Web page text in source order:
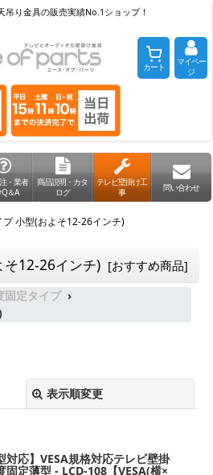
吊り金具の販売実績No.1ショップ！
カート
マイペー
ジ
・業者
＆A
商品説明・カタ
ログ
テレビ壁掛け工
事
問い合わせ
プ 小型(およそ12-26インチ)
そ12-26インチ) [おすすめ商品]
固定タイプ
表示順変更
対応】VESA規格対応テレビ壁掛
固定薄型 - LCD-108【VESA(横×